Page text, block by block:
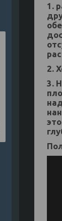
1.
2.
3.